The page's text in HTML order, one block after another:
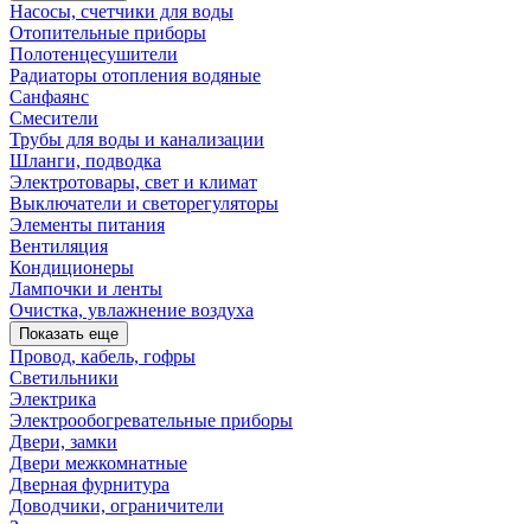
Насосы, счетчики для воды
Отопительные приборы
Полотенцесушители
Радиаторы отопления водяные
Санфаянс
Смесители
Трубы для воды и канализации
Шланги, подводка
Электротовары, свет и климат
Выключатели и светорегуляторы
Элементы питания
Вентиляция
Кондиционеры
Лампочки и ленты
Очистка, увлажнение воздуха
Показать еще
Провод, кабель, гофры
Светильники
Электрика
Электрообогревательные приборы
Двери, замки
Двери межкомнатные
Дверная фурнитура
Доводчики, ограничители